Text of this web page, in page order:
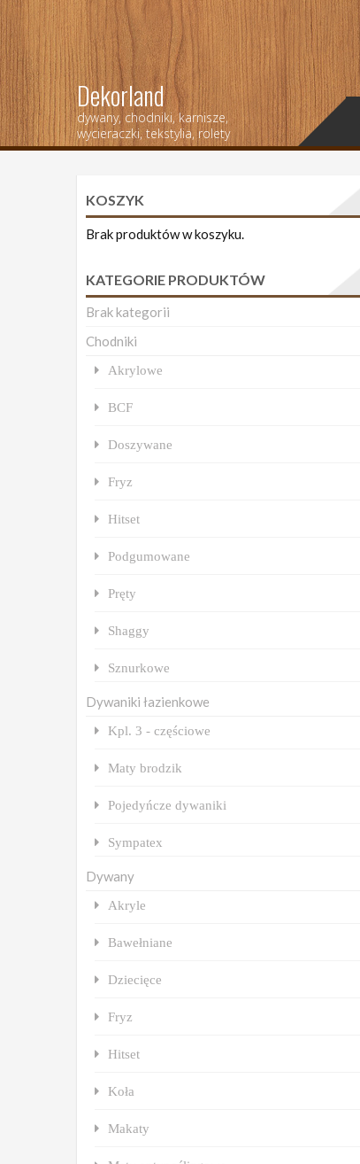
Dekorland
dywany, chodniki, karnisze,
wycieraczki, tekstylia, rolety
KOSZYK
Brak produktów w koszyku.
KATEGORIE PRODUKTÓW
Brak kategorii
Chodniki
Akrylowe
BCF
Doszywane
Fryz
Hitset
Podgumowane
Pręty
Shaggy
Sznurkowe
Dywaniki łazienkowe
Kpl. 3 - częściowe
Maty brodzik
Pojedyńcze dywaniki
Sympatex
Dywany
Akryle
Bawełniane
Dziecięce
Fryz
Hitset
Koła
Makaty